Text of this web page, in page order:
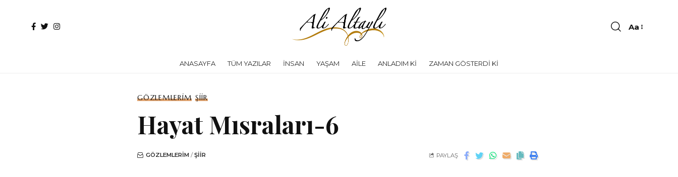
Aa
ANASAYFA TÜM YAZILAR İNSAN YAŞAM AILE ANLADIM KI ZAMAN GÖSTERDI KI
GÖZLEMLERIM ŞIIR
Hayat Mısraları-6
GÖZLEMLERIM ŞIIR PAYLAŞ